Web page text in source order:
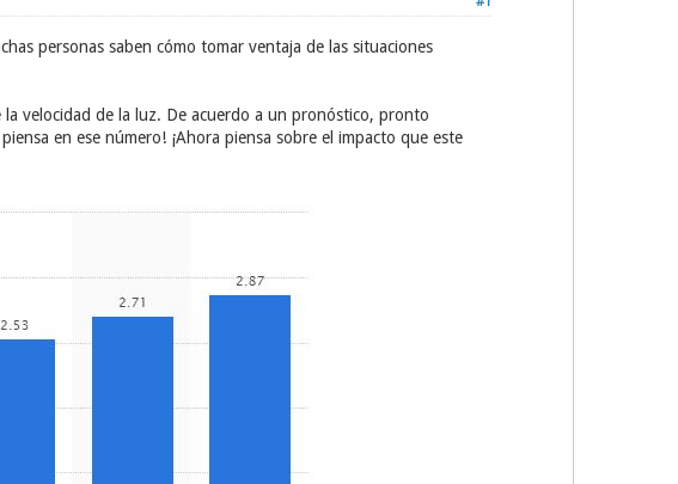
personas saben cómo tomar ventaja de las situaciones
velocidad de la luz. De acuerdo a un pronóstico, pronto
piensa en ese número! ¡Ahora piensa sobre el impacto que este